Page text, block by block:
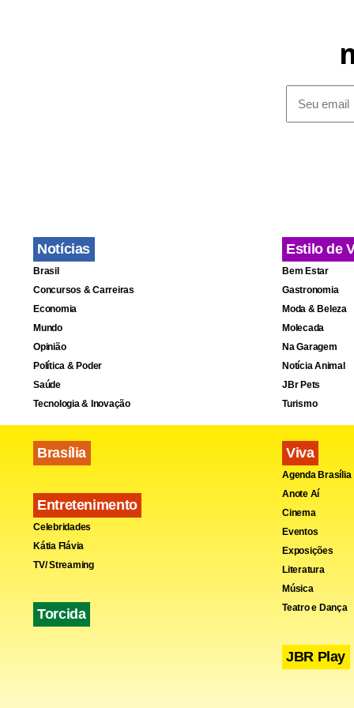
enquanto
espalhada
Muitos
O
que os
"Temos
as
Nestlè Brasil.
Notícias
Brasil
Concursos & Carreiras
Economia
Mundo
Opinião
Política & Poder
Saúde
Tecnologia & Inovação
Brasília
Entretenimento
Celebridades
Kátia Flávia
TV/ Streaming
Torcida
Estilo de
Bem Estar
Gastronomia
Moda & Beleza
Molecada
Na Garagem
Notícia Animal
JBr Pets
Turismo
Viva
Agenda Brasília
Anote Aí
Cinema
Eventos
Exposições
Literatura
Música
Teatro e Dança
JBR Play